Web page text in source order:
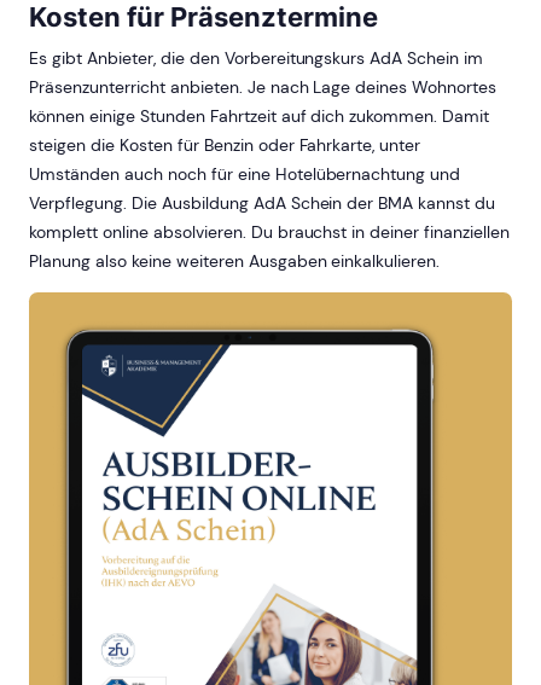
Kosten für Präsenztermine
Es gibt Anbieter, die den Vorbereitungskurs AdA Schein im
Präsenzunterricht anbieten. Je nach Lage deines Wohnortes
können einige Stunden Fahrtzeit auf dich zukommen. Damit
steigen die Kosten für Benzin oder Fahrkarte, unter
Umständen auch noch für eine Hotelübernachtung und
Verpflegung. Die Ausbildung AdA Schein der BMA kannst du
komplett online absolvieren. Du brauchst in deiner finanziellen
Planung also keine weiteren Ausgaben einkalkulieren.